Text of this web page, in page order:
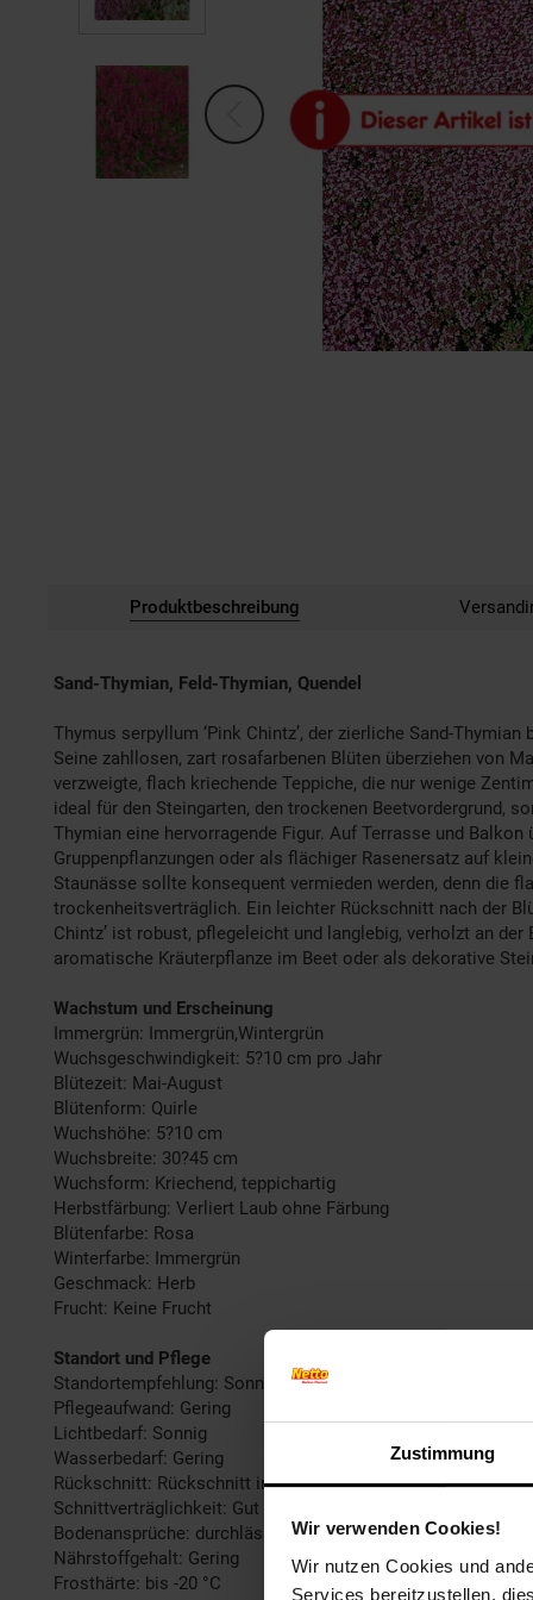
Zustimmung
Wir verwenden Cookies!
Wir nutzen Cookies und
Services bereitzustellen,
Produktbeschreibung
Sand-Thymian, Feld-Thymian, Quendel
Thymus serpyllum ‘Pink Chintz’, der zierliche Sand-
Seine zahllosen, zart rosafarbenen Blüten überziehen von
verzweigte, flach kriechende Teppiche, die nur wenige
ideal für den Steingarten, den trockenen Beetvordergrund,
Thymian eine hervorragende Figur. Auf Terrasse und
Gruppenpflanzungen oder als flächiger Rasenersatz auf
Staunässe sollte konsequent vermieden werden, denn die
trockenheitsverträglich. Ein leichter Rückschnitt nach der
Chintz’ ist robust, pflegeleicht und langlebig, verholzt an
aromatische Kräuterpflanze im Beet oder als dekorative
Wachstum und Erscheinung
Immergrün: Immergrün,Wintergrün
Wuchsgeschwindigkeit: 5?10 cm pro Jahr
Blütezeit: Mai-August
Blütenform: Quirle
Wuchshöhe: 5?10 cm
Wuchsbreite: 30?45 cm
Wuchsform: Kriechend, teppichartig
Herbstfärbung: Verliert Laub ohne Färbung
Blütenfarbe: Rosa
Winterfarbe: Immergrün
Geschmack: Herb
Frucht: Keine Frucht
Standort und Pflege
Standortempfehlung: Sonnig, trocken
Pflegeaufwand: Gering
Lichtbedarf: Sonnig
Wasserbedarf: Gering
Rückschnitt: Rückschnitt im Frühjahr
Schnittverträglichkeit: Gut
Bodenansprüche: durchlässig und sandig-lehmig
Nährstoffgehalt: Gering
Frosthärte: bis -20 °C